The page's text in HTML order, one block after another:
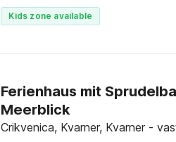
Kids zone available
Ferienhaus mit
Meerblick
Crikvenica, Kvarner, Kvarner -